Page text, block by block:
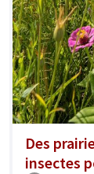
Des
insectes